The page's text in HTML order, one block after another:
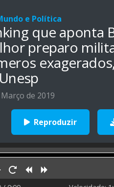
e Política
que aponta
preparo
de 2019
Reproduzir
Reproduzir
ReiniciarRetroceder